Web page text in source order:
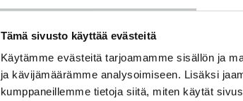
Tämä sivusto käyttää evästeitä
Käytämme evästeitä tarjoamamme sisällön ja
ja kävijämäärämme analysoimiseen. Lisäksi
kumppaneillemme tietoja siitä, miten käytät